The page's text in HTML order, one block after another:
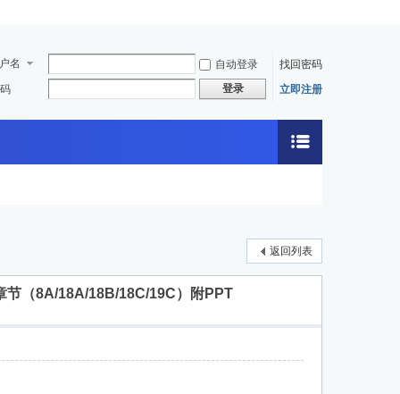
名 自动登录
找回密码
登录 立即注册
返回列表
节（8A/18A/18B/18C/19C）附PPT